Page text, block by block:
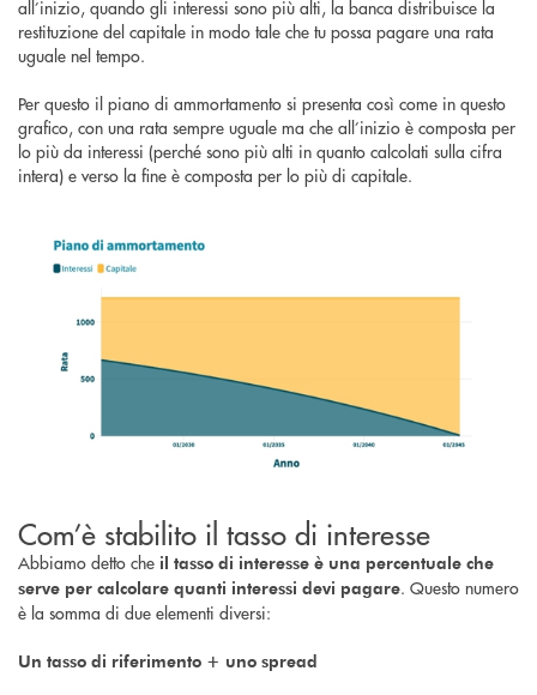
all’inizio, quando gli interessi sono più alti, la banca distribuisce la
restituzione del capitale in modo tale che tu possa pagare una rata
uguale nel tempo.
Per questo il piano di ammortamento si presenta così come in questo
grafico, con una rata sempre uguale ma che all’inizio è composta per
lo più da interessi (perché sono più alti in quanto calcolati sulla cifra
intera) e verso la fine è composta per lo più di capitale.
Com’è stabilito il tasso di interesse
Abbiamo detto che il tasso di interesse è una percentuale che
serve per calcolare quanti interessi devi pagare. Questo numero
è la somma di due elementi diversi:
Un tasso di riferimento + uno spread